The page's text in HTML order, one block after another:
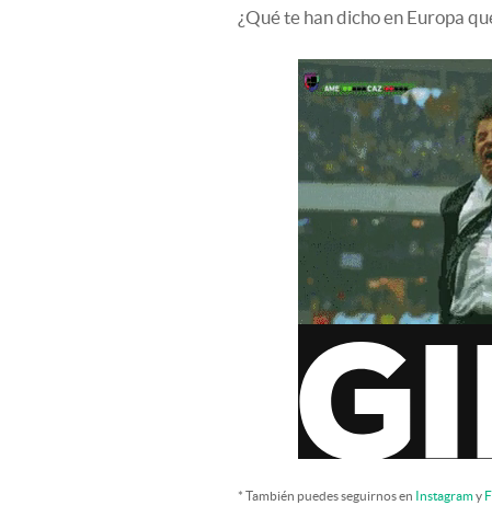
¿Qué te han dicho en Europa
* También puedes seguirnos en Instagramy